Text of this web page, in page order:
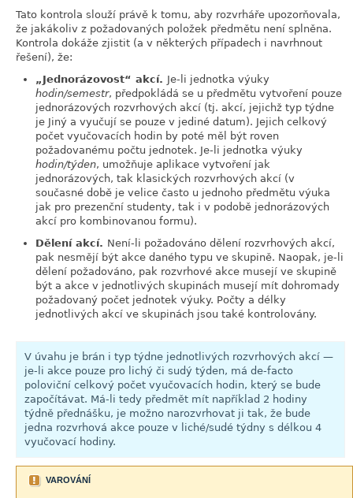
Tato kontrola slouží právě k tomu, aby rozvrháře upozorňovala,
že jakákoliv z požadovaných položek předmětu není splněna.
Kontrola dokáže zjistit (a v některých případech i navrhnout
řešení), že:
„ Jednorázovost“ akcí. Je-li jednotka výuky
hodin/semestr, předpokládá se u předmětu vytvoření pouze
jednorázových rozvrhových akcí (tj. akcí, jejichž typ týdne
je Jiný a vyučují se pouze v jediné datum). Jejich celkový
počet vyučovacích hodin by poté měl být roven
požadovanému počtu jednotek. Je-li jednotka výuky
hodin/týden, umožňuje aplikace vytvoření jak
jednorázových, tak klasických rozvrhových akcí (v
současné době je velice často u jednoho předmětu výuka
jak pro prezenční studenty, tak i v podobě jednorázových
akcí pro kombinovanou formu).
Dělení akcí. Není-li požadováno dělení rozvrhových akcí,
pak nesmějí být akce daného typu ve skupině. Naopak, je-li
dělení požadováno, pak rozvrhové akce musejí ve skupině
být a akce v jednotlivých skupinách musejí mít dohromady
požadovaný počet jednotek výuky. Počty a délky
jednotlivých akcí ve skupinách jsou také kontrolovány.
V úvahu je brán i typ týdne jednotlivých rozvrhových akcí —
je-li akce pouze pro lichý či sudý týden, má de-facto
poloviční celkový počet vyučovacích hodin, který se bude
započítávat. Má-li tedy předmět mít například 2 hodiny
týdně přednášku, je možno narozvrhovat ji tak, že bude
jedna rozvrhová akce pouze v liché/sudé týdny s délkou 4
vyučovací hodiny.
VAROVÁNÍ